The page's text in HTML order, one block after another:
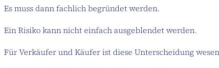
Es muss dann fachlich begründet werden.
Ein Risiko kann nicht einfach ausgeblendet werden.
Für Verkäufer und Käufer ist diese Unterscheidung